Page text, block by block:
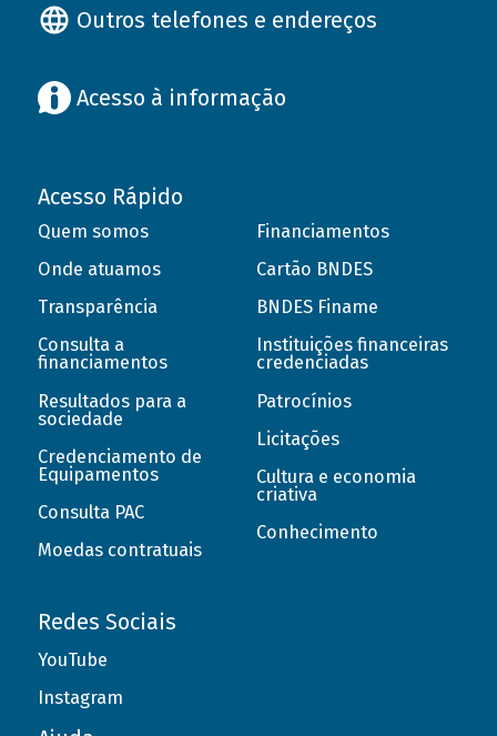
Outros telefones e endereços
Acesso à informação
Acesso Rápido
Quem somos
Onde atuamos
Transparência
Consulta a
financiamentos
Resultados para a
sociedade
Credenciamento de
Equipamentos
Consulta PAC
Moedas contratuais
Financiamentos
Cartão BNDES
BNDES Finame
Instituições financeiras
credenciadas
Patrocínios
Licitações
Cultura e economia
criativa
Conhecimento
Redes Sociais
YouTube
Instagram